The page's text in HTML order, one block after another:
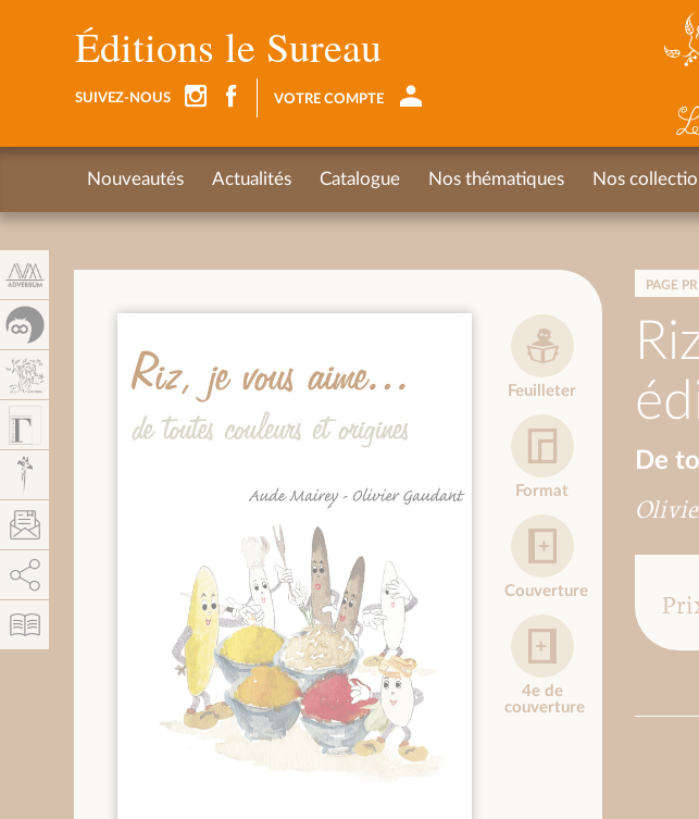
PAGE
De
Feuilleter
Format
Couverture
4e de
couverture
Éditions le Sureau
SUIVEZ-NOUS VOTRE COMPTE
Nouveautés Actualités Catalogue Nos thématiques Nos
Autoriser